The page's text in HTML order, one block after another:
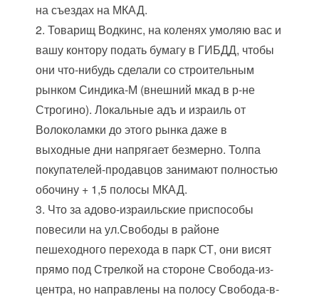
на съездах на МКАД.
2. Товарищ Водкинс, на коленях умоляю вас и
вашу контору подать бумагу в ГИБДД, чтобы
они что-нибудь сделали со строительным
рынком Синдика-М (внешний мкад в р-не
Строгино). Локальные адъ и израиль от
Волоколамки до этого рынка даже в
выходные дни напрягает безмерно. Толпа
покупателей-продавцов занимают полностью
обочину + 1,5 полосы МКАД.
3. Что за адово-израильские приспособы
повесили на ул.Свободы в районе
пешеходного перехода в парк СТ, они висят
прямо под Стрелкой на стороне Свобода-из-
центра, но направлены на полосу Свобода-в-